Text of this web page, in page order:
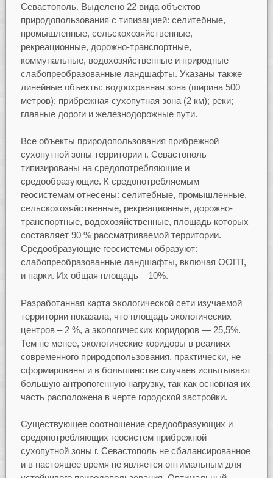
Севастополь. Выделено 22 вида объектов
природопользования с типизацией: селитебные,
промышленные, сельскохозяйственные,
рекреационные, дорожно-транспортные,
коммунальные, водохозяйственные и природные
слабопреобразованные ландшафты. Указаны также
линейные объекты: водоохранная зона (ширина 500
метров); прибрежная сухопутная зона (2 км); реки;
главные дороги и железнодорожные пути.
Все объекты природопользования прибрежной
сухопутной зоны территории г. Севастополь
типизированы на средопотребляющие и
средообразующие. К средопотребляемым
геосистемам отнесены: селитебные, промышленные,
сельскохозяйственные, рекреационные, дорожно-
транспортные, водохозяйственные, площадь которых
составляет 90 % рассматриваемой территории.
Средообразующие геосистемы образуют:
слабопреобразованные ландшафты, включая ООПТ,
и парки. Их общая площадь – 10%.
Разработанная карта экологической сети изучаемой
территории показала, что площадь экологических
центров – 2 %, а экологических коридоров — 25,5%.
Тем не менее, экологические коридоры в реалиях
современного природопользования, практически, не
сформированы и в большинстве случаев испытывают
большую антропогенную нагрузку, так как основная их
часть расположена в черте городской застройки.
Существующее соотношение средообразующих и
средопотребляющих геосистем прибрежной
сухопутной зоны г. Севастополь не сбалансированное
и в настоящее время не является оптимальным для